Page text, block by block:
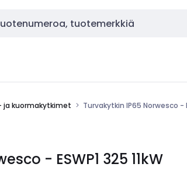
ja kuormakytkimet Turvakytkin IP65 Norwesco -
- ESWP1 325 11kW